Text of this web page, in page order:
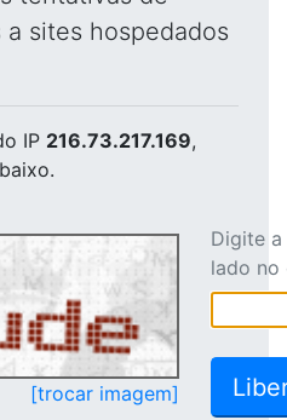
sites hospedados
IP 216.73.217.169,
[trocar imagem]
Digite
lado no